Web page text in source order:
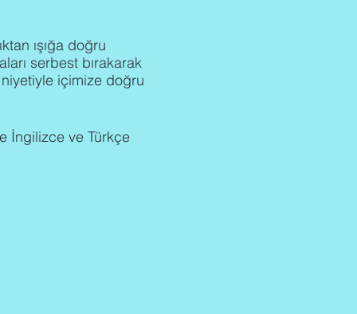
ışığa doğru
serbest bırakarak
içimize doğru
İngilizce ve Türkçe